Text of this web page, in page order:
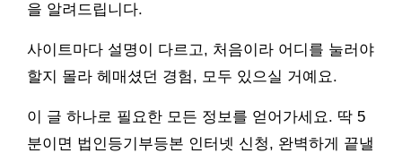
을 알려드립니다.
사이트마다 설명이 다르고, 처음이라 어디를 눌러야
할지 몰라 헤매셨던 경험, 모두 있으실 거예요.
이 글 하나로 필요한 모든 정보를 얻어가세요. 딱 5
분이면 법인등기부등본 인터넷 신청, 완벽하게 끝낼